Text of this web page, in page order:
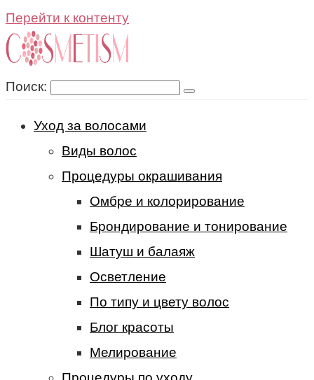
Перейти к контенту
Поиск:
Уход за волосами
Виды волос
Процедуры окрашивания
Омбре и колорирование
Брондирование и тонирование
Шатуш и балаяж
Осветление
По типу и цвету волос
Блог красоты
Мелирование